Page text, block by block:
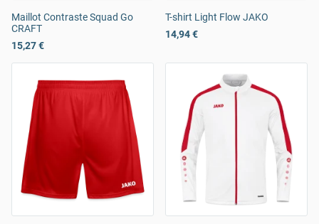
Maillot Contraste Squad Go
CRAFT
15,27 €
T-shirt Light Flow JAKO
14,94 €